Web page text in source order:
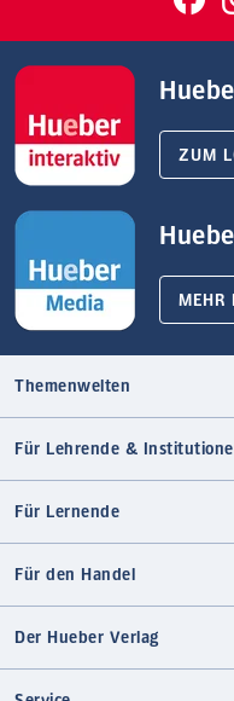
ZUM
MEHR
Themenwelten
Für Lehrende &
Für Lernende
Für den Handel
Der Hueber Verlag